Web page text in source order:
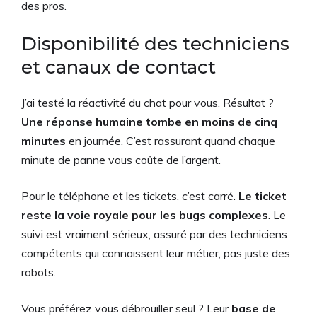
des pros.
Disponibilité des techniciens
et canaux de contact
J’ai testé la réactivité du chat pour vous. Résultat ?
Une réponse humaine tombe en moins de cinq
minutes en journée. C’est rassurant quand chaque
minute de panne vous coûte de l’argent.
Pour le téléphone et les tickets, c’est carré. Le ticket
reste la voie royale pour les bugs complexes . Le
suivi est vraiment sérieux, assuré par des techniciens
compétents qui connaissent leur métier, pas juste des
robots.
Vous préférez vous débrouiller seul ? Leur base de